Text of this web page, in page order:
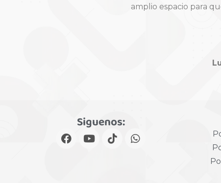
amplio espacio para
Siguenos: